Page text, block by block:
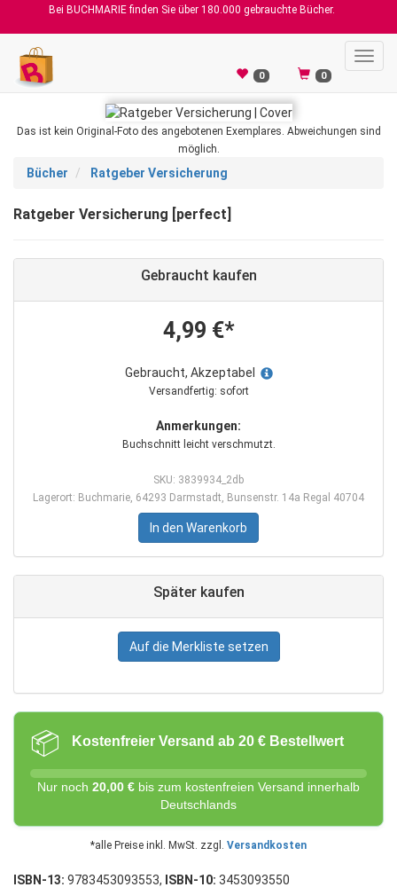
Bei BUCHMARIE finden Sie über 180.000 gebrauchte Bücher.
0 0
Das ist kein Original-Foto des angebotenen Exemplares. Abweichungen sind
möglich.
Bücher Ratgeber Versicherung
Ratgeber Versicherung [perfect]
Gebraucht kaufen
4,99 €*
Gebraucht, Akzeptabel
Versandfertig: sofort
Anmerkungen:
Buchschnitt leicht verschmutzt.
SKU: 3839934_2db
Lagerort: Buchmarie, 64293 Darmstadt, Bunsenstr. 14a Regal 40704
In den Warenkorb
Später kaufen
Auf die Merkliste setzen
📦 Kostenfreier Versand ab 20 € Bestellwert
Nur noch 20,00 € bis zum kostenfreien Versand innerhalb
Deutschlands
*alle Preise inkl. MwSt. zzgl. Versandkosten
ISBN-13: 9783453093553, ISBN-10: 3453093550